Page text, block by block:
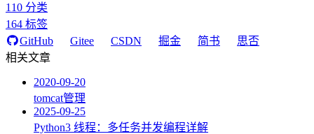
110 分类
164 标签
GitHub
Gitee CSDN 掘金 简书
思否
相关文章
2020-09-20
tomcat管理
2025-09-25
Python3 线程：多任务并发编程详解